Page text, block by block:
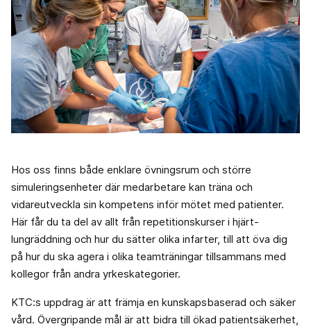
Hos oss finns både enklare övningsrum och större
simuleringsenheter där medarbetare kan träna och
vidareutveckla sin kompetens inför mötet med patienter.
Här får du ta del av allt från repetitionskurser i hjärt-
lungräddning och hur du sätter olika infarter, till att öva dig
på hur du ska agera i olika teamträningar tillsammans med
kollegor från andra yrkeskategorier.
KTC:s uppdrag är att främja en kunskapsbaserad och säker
vård. Övergripande mål är att bidra till ökad patientsäkerhet,